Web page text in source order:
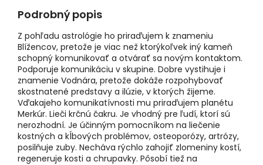
Podrobný popis
Z pohľadu astrológie ho priraďujem k znameniu
Blížencov, pretože je viac než ktorýkoľvek iný kameň
schopný komunikovať a otvárať sa novým kontaktom.
Podporuje komunikáciu v skupine. Dobre vystihuje i
znamenie Vodnára, pretože dokáže rozpohybovať
skostnatené predstavy a ilúzie, v ktorých žijeme.
Vďakajeho komunikatívnosti mu priraďujem planétu
Merkúr. Lieči krčnú čakru. Je vhodný pre ľudí, ktorí sú
nerozhodní. Je účinným pomocníkom na liečenie
kostných a kĺbových problémov, osteoporózy, artrózy,
posilňuje zuby. Necháva rýchlo zahojiť zlomeniny kostí,
regeneruje kosti a chrupavky. Pôsobí tiež na